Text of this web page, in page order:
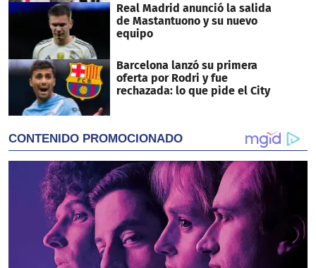
Real Madrid anunció la salida
de Mastantuono y su nuevo
equipo
Barcelona lanzó su primera
oferta por Rodri y fue
rechazada: lo que pide el City